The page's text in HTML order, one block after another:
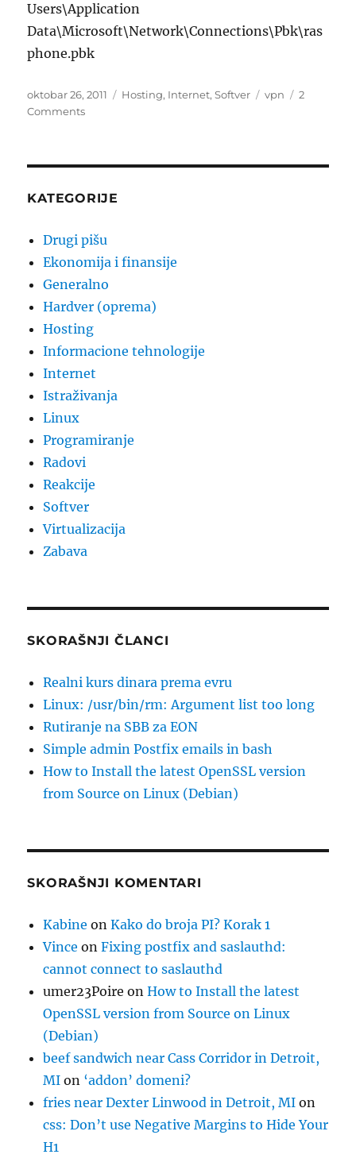
Users\Application
Data\Microsoft\Network\Connections\Pbk\ras
phone.pbk
Posted
on
oktobar 26, 2011 Categories
Hosting, Internet,Softver Tags
vpn
2
Commentson
7
KATEGORIJE
Drugi pišu
Ekonomija i finansije
Generalno
Hardver (oprema)
Hosting
Informacione tehnologije
Internet
Istraživanja
Linux
Programiranje
Radovi
Reakcije
Softver
Virtualizacija
Zabava
SKORAŠNJI ČLANCI
Realni kurs dinara prema evru
Linux: /usr/bin/rm: Argument list too long
Rutiranje na SBB za EON
Simple admin Postfix emails in bash
How to Install the latest OpenSSL version
from Source on Linux (Debian)
SKORAŠNJI KOMENTARI
Kabine onKako do broja PI? Korak 1
Vince onFixing postfix and saslauthd:
cannot connect to saslauthd
umer23Poire onHow to Install the latest
OpenSSL version from Source on Linux
(Debian)
beef sandwich near Cass Corridor in Detroit,
MI on ‘addon’ domeni?
fries near Dexter Linwood in Detroit, MI on
css: Don’t use Negative Margins to Hide Your
H1